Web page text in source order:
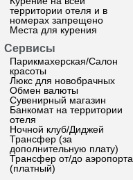
территории отеля и в
номерах запрещено
Места для курения
Сервисы
Парикмахерская/Салон
красоты
Люкс для новобрачных
Обмен валюты
Сувенирный магазин
Банкомат на территории
отеля
Ночной клуб/Диджей
Трансфер (за
дополнительную плату)
Трансфер от/до аэропорта
(платный)